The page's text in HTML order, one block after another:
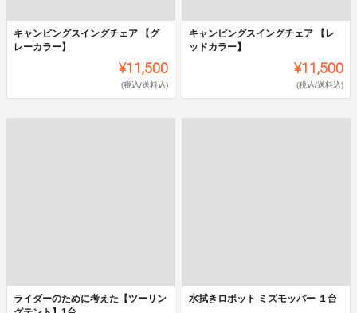
キャンピングスイングチェア 【グ
レーカラー】
¥11,500
(税込/送料込)
キャンピングスイングチェア 【レ
ッドカラー】
¥11,500
(税込/送料込)
ライダーのために考えた【ツーリン
水拭きロボット ミズモッパー １台